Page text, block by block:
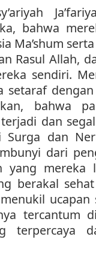
bahwa
Ma’shum
Rasul Allah,
sendiri.
setaraf
bahwa
dan
Surga dan
dari
yang mereka
berakal
ucapan
tercantum
terpercaya